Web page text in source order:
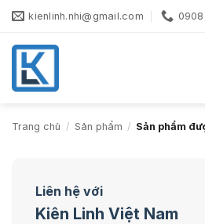
Bỏ
nội
dung
kienlinh.nhi@gmail.com 0908
Trang chủ / Sản phẩm / Sản phẩm
Liên hệ với
Kiên Linh Việt Nam